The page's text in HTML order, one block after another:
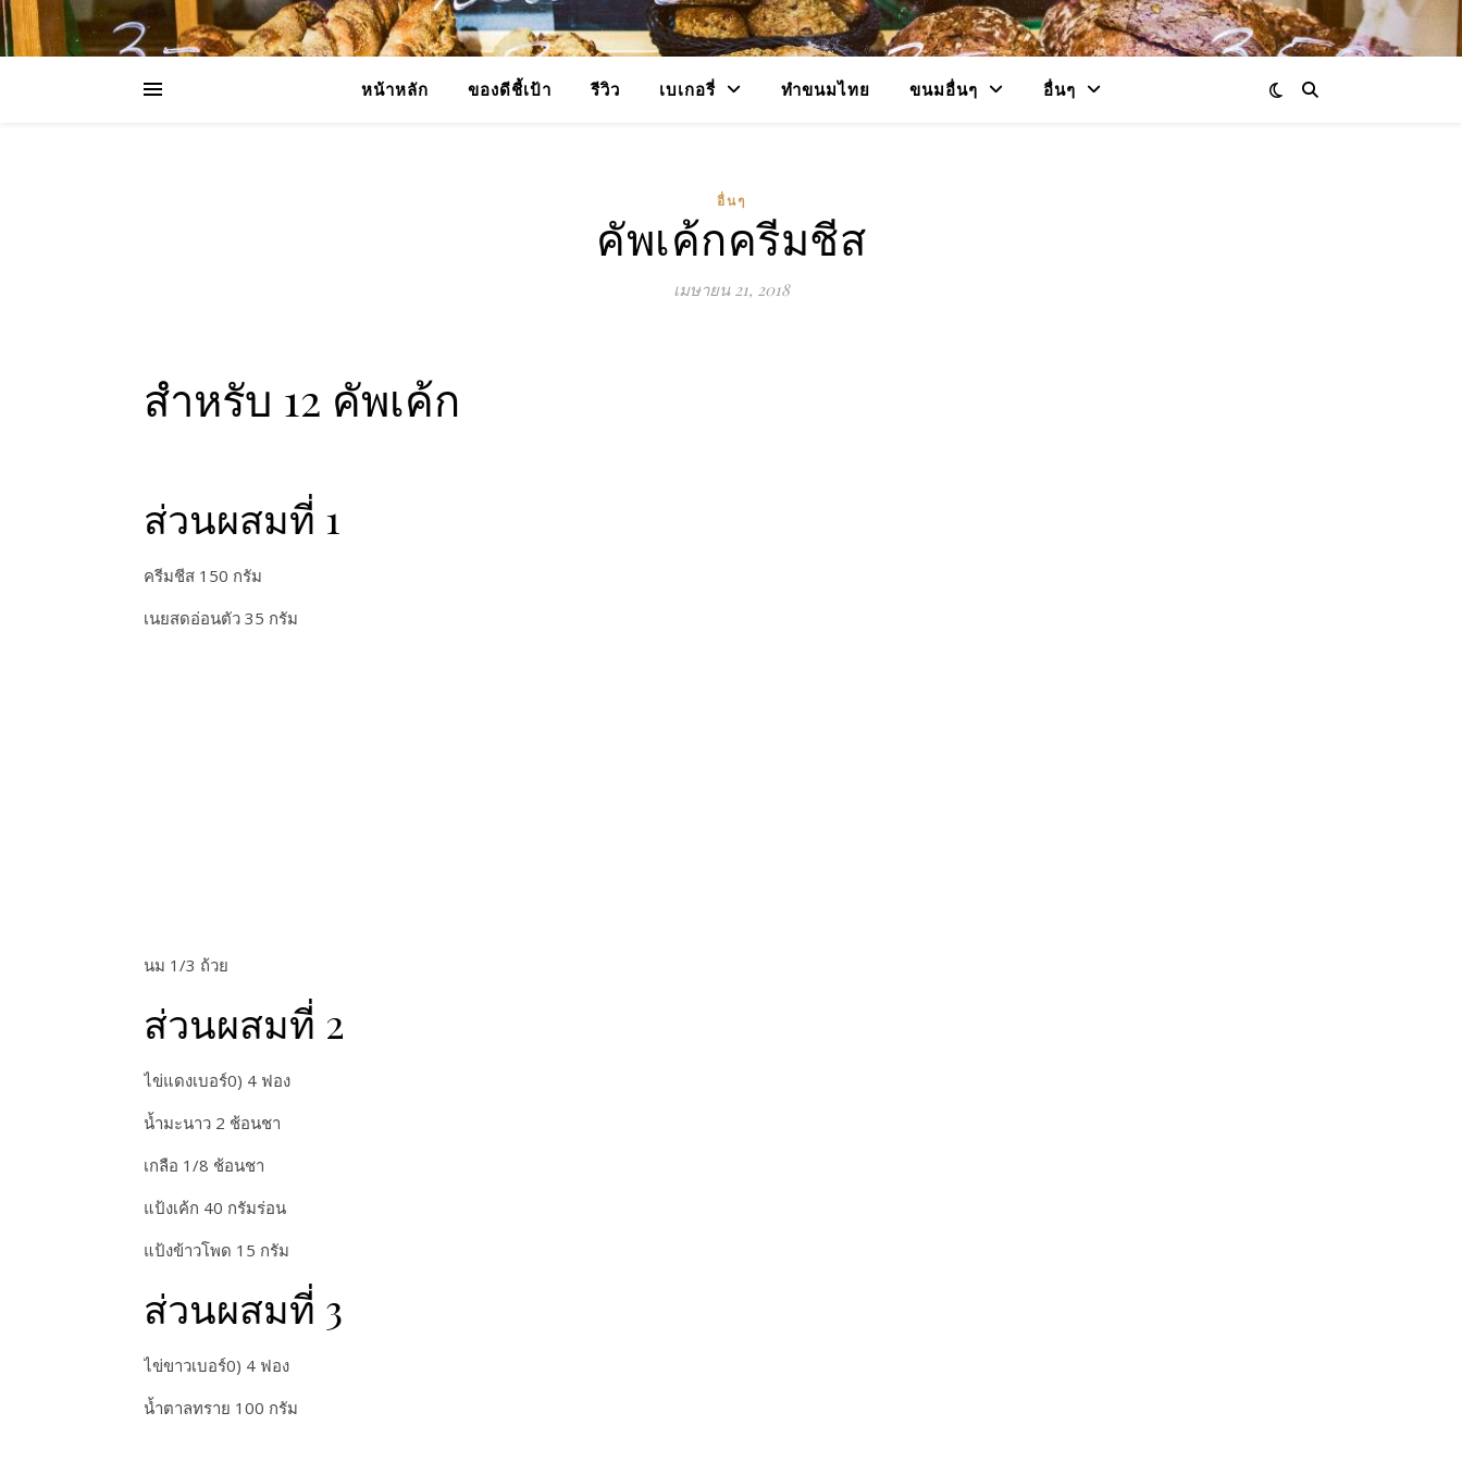
หน้าหลัก ของดีชี้เป้า รีวิว เบเกอรี่ ทำขนมไทย ขนมอื่นๆ อื่นๆ
อื่นๆ
คัพเค้กครีมชีส
เมษายน 21, 2018
สำหรับ 12 คัพเค้ก
ส่วนผสมที่ 1
ครีมชีส 150 กรัม
เนยสดอ่อนตัว 35 กรัม
นม 1/3 ถ้วย
ส่วนผสมที่ 2
ไข่แดงเบอร์0) 4 ฟอง
น้ำมะนาว 2 ช้อนชา
เกลือ 1/8 ช้อนชา
แป้งเค้ก 40 กรัมร่อน
แป้งข้าวโพด 15 กรัม
ส่วนผสมที่ 3
ไข่ขาวเบอร์0) 4 ฟอง
น้ำตาลทราย 100 กรัม